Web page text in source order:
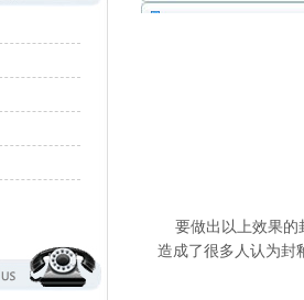
要做出以上效果的
造成了很多人认为封